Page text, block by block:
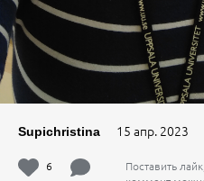
Supichristina 15 апр. 2023
6
Поставить